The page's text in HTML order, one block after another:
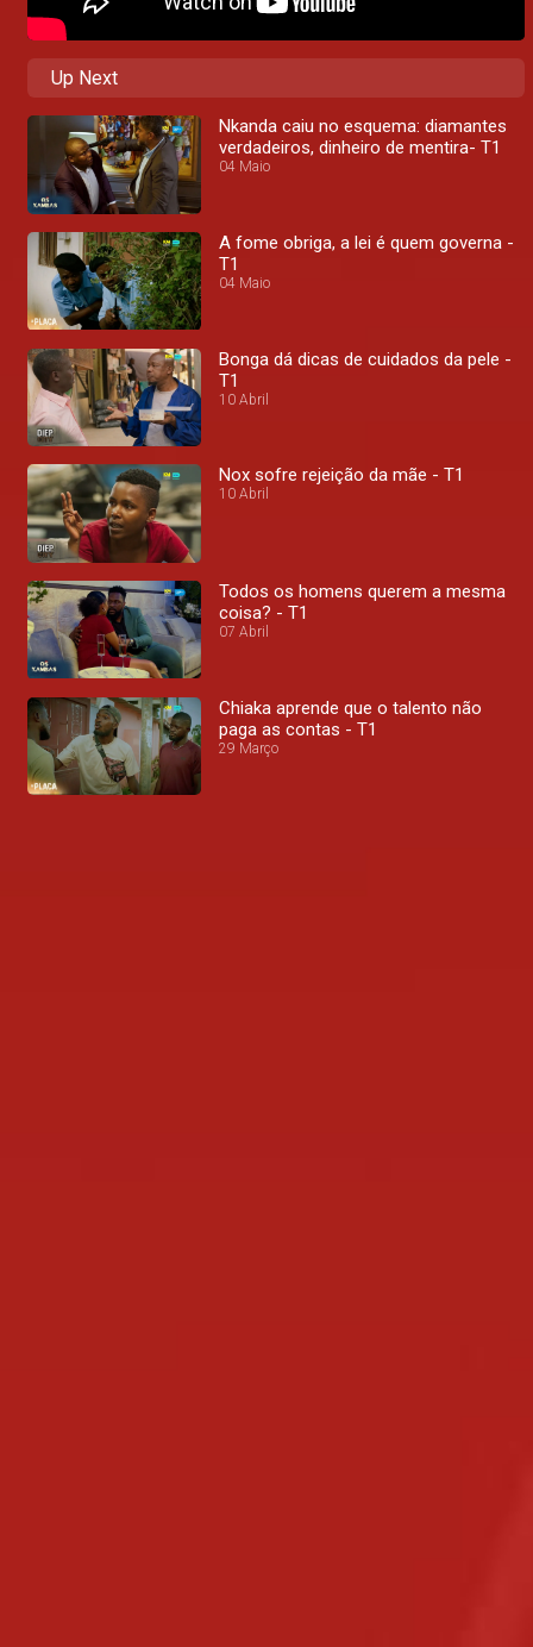
Up Next
Nkanda caiu no esquema: diamantes
verdadeiros, dinheiro de mentira- T1
04 Maio
A fome obriga, a lei é quem governa -
T1
04 Maio
Bonga dá dicas de cuidados da pele -
T1
10 Abril
Nox sofre rejeição da mãe - T1
10 Abril
Todos os homens querem a mesma
coisa? - T1
07 Abril
Chiaka aprende que o talento não
paga as contas - T1
29 Março